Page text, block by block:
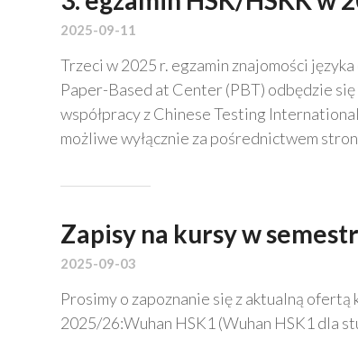
2025-09-11
Trzeci w 2025 r. egzamin znajomości
Paper-Based at Center (PBT) odbędzie
współpracy z Chinese Testing
możliwe wyłącznie za pośrednictwem
Zapisy na kursy w
2025-09-03
Prosimy o zapoznanie się z aktualną
2025/26:Wuhan HSK1 (Wuhan HSK1 dla